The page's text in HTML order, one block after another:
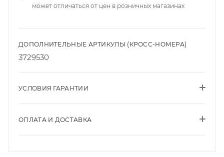
может отличаться от цен в розничных магазинах
ДОПОЛНИТЕЛЬНЫЕ АРТИКУЛЫ (КРОСС-НОМЕРА)
3729530
УСЛОВИЯ ГАРАНТИИ
ОПЛАТА И ДОСТАВКА